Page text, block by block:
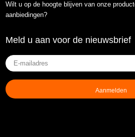
Wilt u op de hoogte blijven van onze
aanbiedingen?
Meld u aan voor de nieuwsbrief
E-
mailadres
(Vereist)